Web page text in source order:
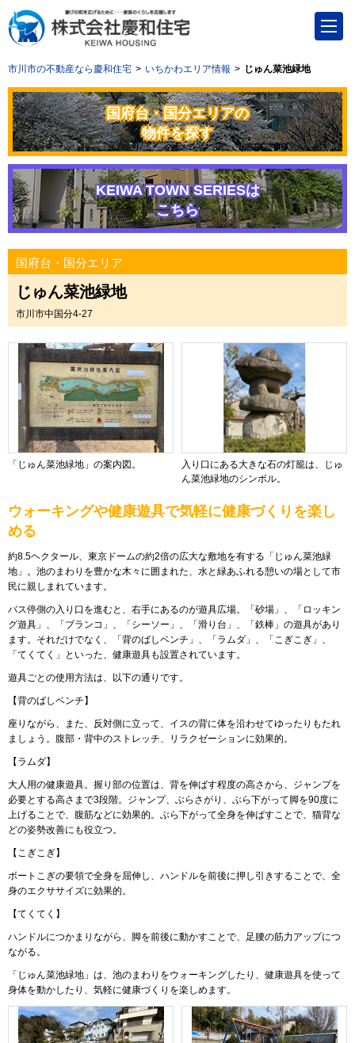
市川市の不動産なら慶和住宅 いちかわエリア情報 じゅん菜池緑地
国府台・国分エリアの
物件を探す
KEIWA TOWN SERIESは
こちら
国府台・国分エリア
じゅん菜池緑地
市川市中国分4-27
「じゅん菜池緑地」の案内図。
入り口にある大きな石の灯籠は、じゅ
ん菜池緑地のシンボル。
ウォーキングや健康遊具で気軽に健康づくりを楽し
める
約8.5ヘクタール、東京ドームの約2倍の広大な敷地を有する「じゅん菜池緑
地」。池のまわりを豊かな木々に囲まれた、水と緑あふれる憩いの場として市
民に親しまれています。
バス停側の入り口を進むと、右手にあるのが遊具広場。「砂場」、「ロッキン
グ遊具」、「ブランコ」、「シーソー」、「滑り台」、「鉄棒」の遊具があり
ます。それだけでなく、「背のばしベンチ」、「ラムダ」、「こぎこぎ」、
「てくてく」といった、健康遊具も設置されています。
遊具ごとの使用方法は、以下の通りです。
【背のばしベンチ】
座りながら、また、反対側に立って、イスの背に体を沿わせてゆったりもたれ
ましょう。腹部・背中のストレッチ、リラクゼーションに効果的。
【ラムダ】
大人用の健康遊具。握り部の位置は、背を伸ばす程度の高さから、ジャンプを
必要とする高さまで3段階。ジャンプ、ぶらさがり、ぶら下がって脚を90度に
上げることで、腹筋などに効果的。ぶら下がって全身を伸ばすことで、猫背な
どの姿勢改善にも役立つ。
【こぎこぎ】
ボートこぎの要領で全身を屈伸し、ハンドルを前後に押し引きすることで、全
身のエクササイズに効果的。
【てくてく】
ハンドルにつかまりながら、脚を前後に動かすことで、足腰の筋力アップにつ
ながる。
「じゅん菜池緑地」は、池のまわりをウォーキングしたり、健康遊具を使って
身体を動かしたり、気軽に健康づくりを楽しめます。